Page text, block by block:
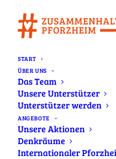
START
ÜBER UNS
Das Team
Unsere Unterstützer
Unterstützer werden
ANGEBOTE
Unsere Aktionen
Denkräume
Internationaler
#zusammenhalten
Pforzheim am 5.
Home